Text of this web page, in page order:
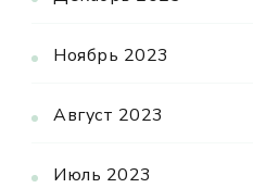
Ноябрь 2023
Август 2023
Июль 2023